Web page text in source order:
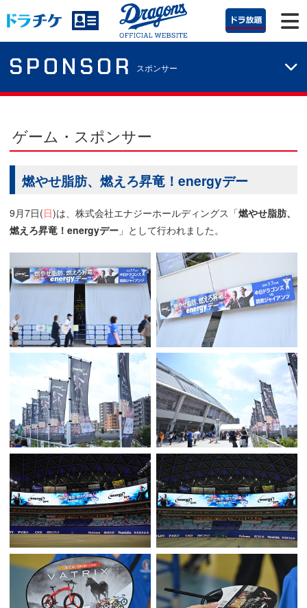
SPONSOR スポンサー
ゲーム・スポンサー
燃やせ脂肪、燃えろ昇竜！energyデー
9月7日(日)は、株式会社エナジーホールディングス「燃やせ脂肪、
燃えろ昇竜！energyデー 」として行われました。